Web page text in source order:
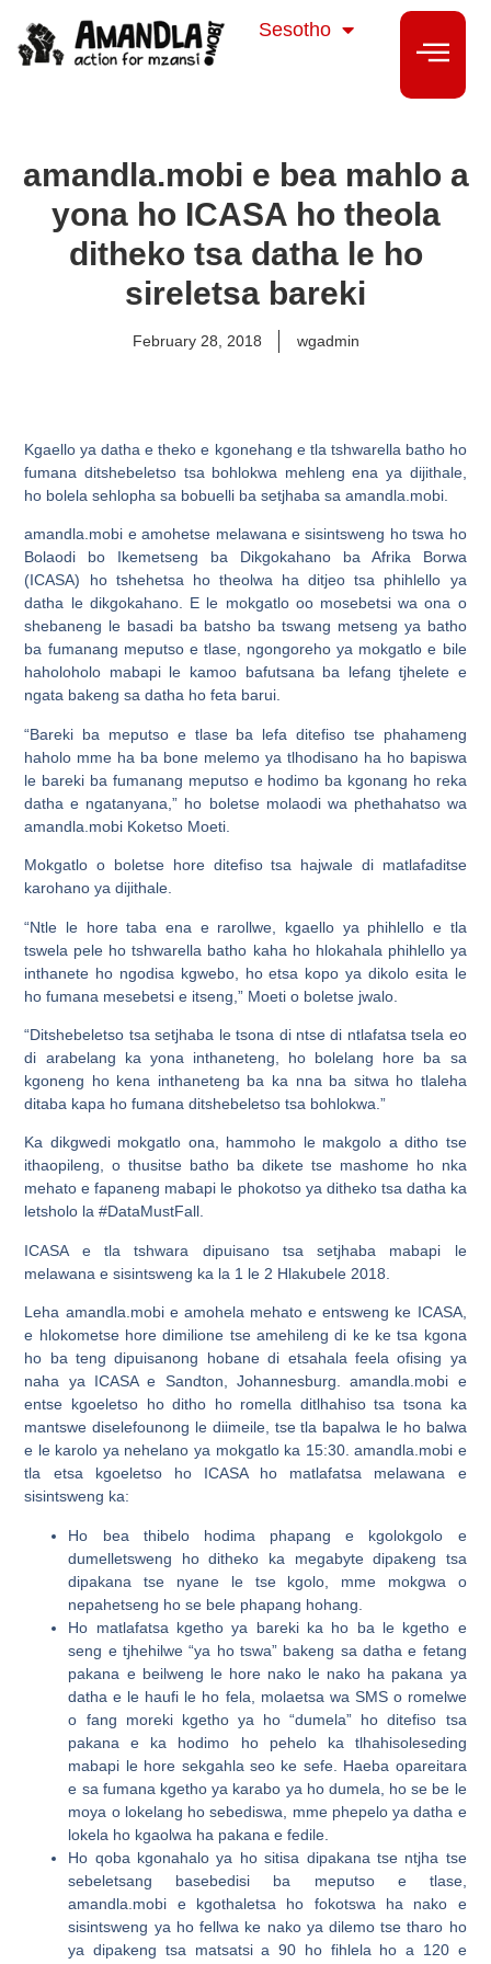
Sesotho
isiXhosa
amandla.mobi e bea mahlo a
yona ho ICASA ho theola
ditheko tsa datha le ho
sireletsa bareki
February 28, 2018 wgadmin
Kgaello ya datha e theko e kgonehang e tla tshwarella batho ho
fumana ditshebeletso tsa bohlokwa mehleng ena ya dijithale,
ho bolela sehlopha sa bobuelli ba setjhaba sa amandla.mobi.
amandla.mobi e amohetse melawana e sisintsweng ho tswa ho
Bolaodi bo Ikemetseng ba Dikgokahano ba Afrika Borwa
(ICASA) ho tshehetsa ho theolwa ha ditjeo tsa phihlello ya
datha le dikgokahano. E le mokgatlo oo mosebetsi wa ona o
shebaneng le basadi ba batsho ba tswang metseng ya batho
ba fumanang meputso e tlase, ngongoreho ya mokgatlo e bile
haholoholo mabapi le kamoo bafutsana ba lefang tjhelete e
ngata bakeng sa datha ho feta barui.
“Bareki ba meputso e tlase ba lefa ditefiso tse phahameng
haholo mme ha ba bone melemo ya tlhodisano ha ho bapiswa
le bareki ba fumanang meputso e hodimo ba kgonang ho reka
datha e ngatanyana,” ho boletse molaodi wa phethahatso wa
amandla.mobi Koketso Moeti.
Mokgatlo o boletse hore ditefiso tsa hajwale di matlafaditse
karohano ya dijithale.
“Ntle le hore taba ena e rarollwe, kgaello ya phihlello e tla
tswela pele ho tshwarella batho kaha ho hlokahala phihlello ya
inthanete ho ngodisa kgwebo, ho etsa kopo ya dikolo esita le
ho fumana mesebetsi e itseng,” Moeti o boletse jwalo.
“Ditshebeletso tsa setjhaba le tsona di ntse di ntlafatsa tsela eo
di arabelang ka yona inthaneteng, ho bolelang hore ba sa
kgoneng ho kena inthaneteng ba ka nna ba sitwa ho tlaleha
ditaba kapa ho fumana ditshebeletso tsa bohlokwa.”
Ka dikgwedi mokgatlo ona, hammoho le makgolo a ditho tse
ithaopileng, o thusitse batho ba dikete tse mashome ho nka
mehato e fapaneng mabapi le phokotso ya ditheko tsa datha ka
letsholo la #DataMustFall.
ICASA e tla tshwara dipuisano tsa setjhaba mabapi le
melawana e sisintsweng ka la 1 le 2 Hlakubele 2018.
Leha amandla.mobi e amohela mehato e entsweng ke ICASA,
e hlokometse hore dimilione tse amehileng di ke ke tsa kgona
ho ba teng dipuisanong hobane di etsahala feela ofising ya
naha ya ICASA e Sandton, Johannesburg. amandla.mobi e
entse kgoeletso ho ditho ho romella ditlhahiso tsa tsona ka
mantswe diselefounong le diimeile, tse tla bapalwa le ho balwa
e le karolo ya nehelano ya mokgatlo ka 15:30. amandla.mobi e
tla etsa kgoeletso ho ICASA ho matlafatsa melawana e
sisintsweng ka:
Ho bea thibelo hodima phapang e kgolokgolo e
dumelletsweng ho ditheko ka megabyte dipakeng tsa
dipakana tse nyane le tse kgolo, mme mokgwa o
nepahetseng ho se bele phapang hohang.
Ho matlafatsa kgetho ya bareki ka ho ba le kgetho e
seng e tjhehilwe “ya ho tswa” bakeng sa datha e fetang
pakana e beilweng le hore nako le nako ha pakana ya
datha e le haufi le ho fela, molaetsa wa SMS o romelwe
o fang moreki kgetho ya ho “dumela” ho ditefiso tsa
pakana e ka hodimo ho pehelo ka tlhahisoleseding
mabapi le hore sekgahla seo ke sefe. Haeba opareitara
e sa fumana kgetho ya karabo ya ho dumela, ho se be le
moya o lokelang ho sebediswa, mme phepelo ya datha e
lokela ho kgaolwa ha pakana e fedile.
Ho qoba kgonahalo ya ho sitisa dipakana tse ntjha tse
sebeletsang basebedisi ba meputso e tlase,
amandla.mobi e kgothaletsa ho fokotswa ha nako e
sisintsweng ya ho fellwa ke nako ya dilemo tse tharo ho
ya dipakeng tsa matsatsi a 90 ho fihlela ho a 120 e